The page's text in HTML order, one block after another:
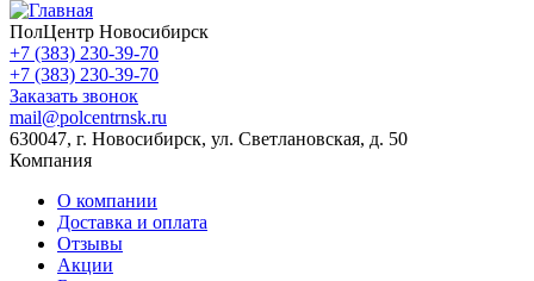
ПолЦентр Новосибирск
+7 (383) 230-39-70
+7 (383) 230-39-70
Заказать звонок
mail@polcentrnsk.ru
630047, г. Новосибирск, ул. Светлановская, д. 50
Компания
О компании
Доставка и оплата
Отзывы
Акции